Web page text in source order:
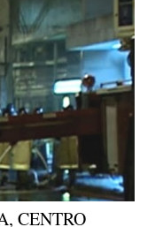
CENTRO